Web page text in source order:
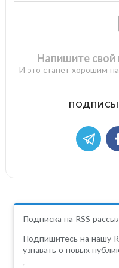
Напишите
И это станет хорошим
Подписка на RSS
Подпишитесь на нашу
узнавать о новых